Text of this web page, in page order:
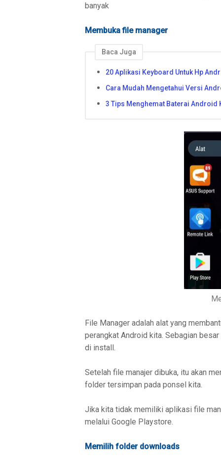
banyak
Membuka file manager
Baca Juga
20 Aplikasi Keyboard Untuk Hp
Cara Mudah Mengetahui Versi
3 Tips Menghemat Baterai Android
File Manager adalah alat yang
perangkat Android kita. Sebagian
di install.
Setelah file manajer dibuka, itu akan
folder tersimpan pada ponsel kita.
Jika kita tidak memiliki aplikasi file
melalui Google Playstore.
Memilih folder downloads